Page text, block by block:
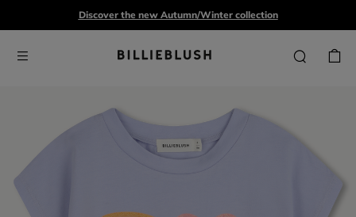
Discover the new Autumn/Winter collection